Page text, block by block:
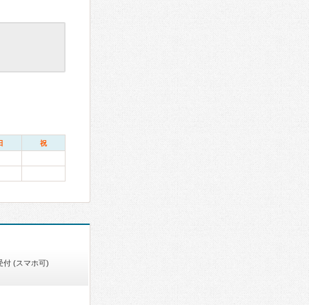
祝
付 (スマホ可)